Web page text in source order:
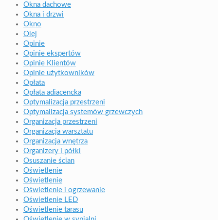
Okna dachowe
Okna i drzwi
Okno
Olej
Opinie
Opinie ekspertów
Opinie Klientów
Opinie użytkowników
Opłata
Opłata adiacencka
Optymalizacja przestrzeni
Optymalizacja systemów grzewczych
Organizacja przestrzeni
Organizacja warsztatu
Organizacja wnętrza
Organizery i półki
Osuszanie ścian
Oświetlenie
Oświetlenie
Oświetlenie i ogrzewanie
Oświetlenie LED
Oświetlenie tarasu